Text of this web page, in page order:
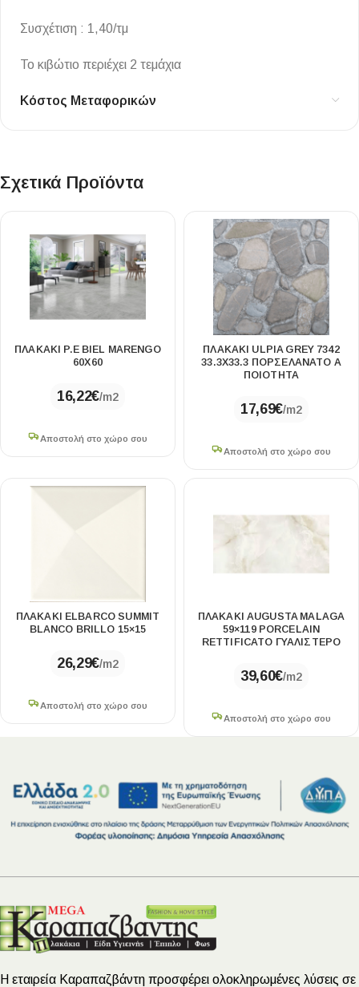
Συσχέτιση : 1,40/τμ
Το κιβώτιο περιέχει 2 τεμάχια
Κόστος Μεταφορικών
Σχετικά Προϊόντα
ΠΛΑΚΑΚΙ P.E BIEL MARENGO
60X60
16,22€/m2
Αποστολή στο χώρο σου
ΠΛΑΚΑΚΙ ULPIA GREY 7342
33.3X33.3 ΠΟΡΣΕΛΑΝΑΤΟ Α
ΠΟΙΟΤΗΤΑ
17,69€/m2
Αποστολή στο χώρο σου
ΠΛΑΚΑΚΙ ELBARCO SUMMIT
BLANCO BRILLO 15×15
26,29€/m2
Αποστολή στο χώρο σου
ΠΛΑΚΆΚΙ AUGUSTA MALAGA
59×119 PORCELAIN
RETTIFICATO ΓΥΑΛΙΣΤΕΡΌ
39,60€/m2
Αποστολή στο χώρο σου
Η εταιρεία Καραπαζβάντη προσφέρει ολοκληρωμένες λύσεις σε